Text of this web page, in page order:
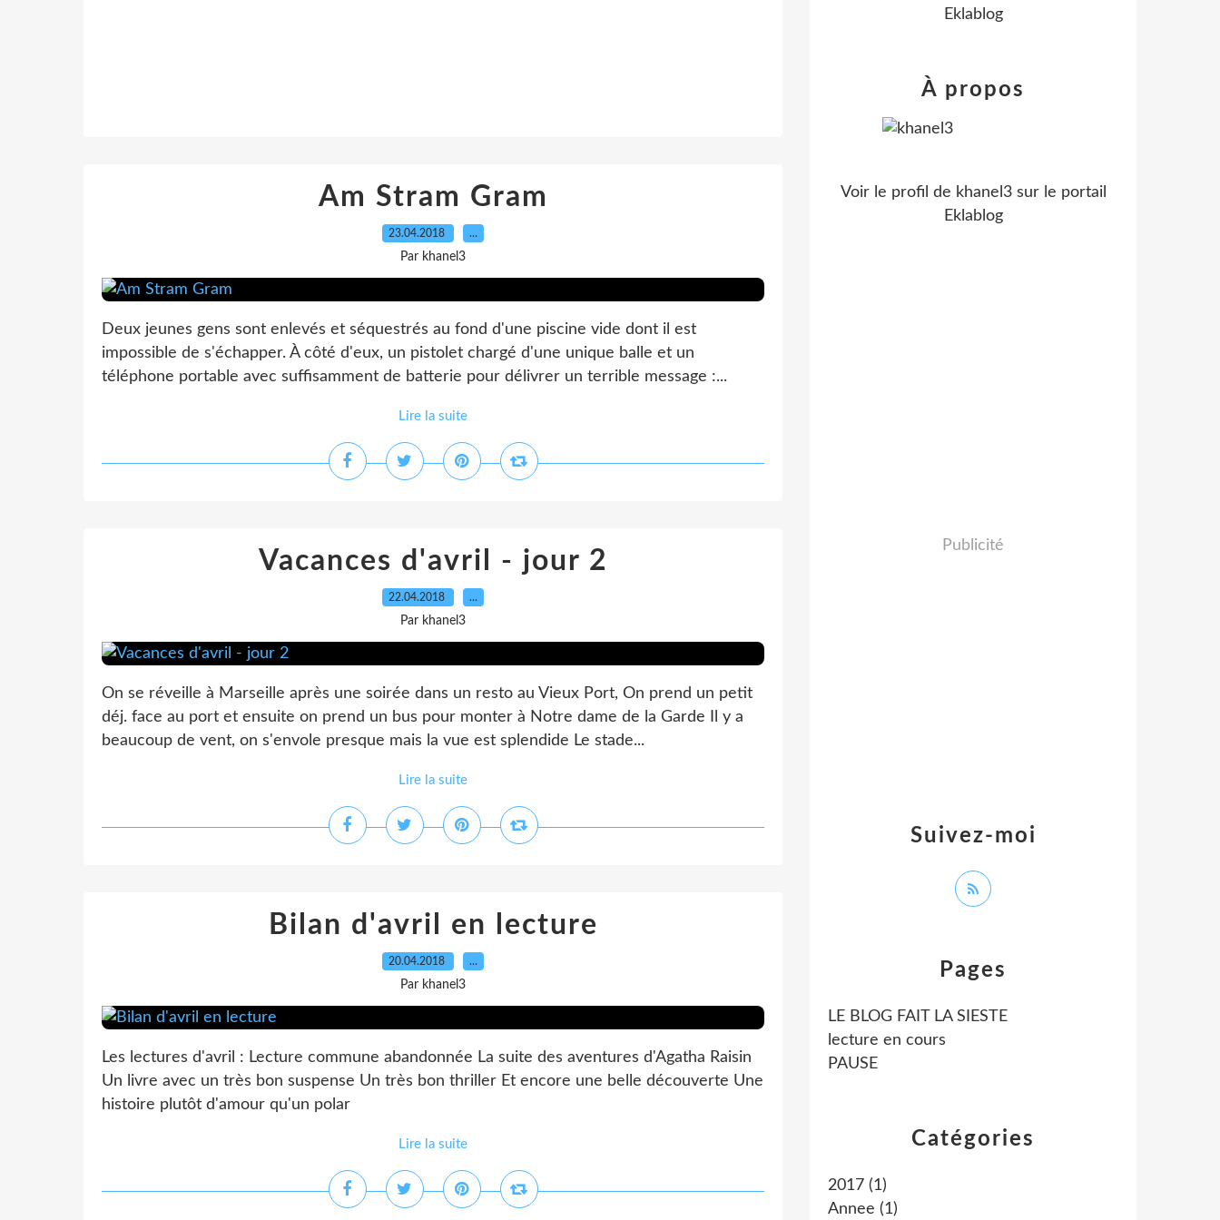
Am Stram Gram
23.04.2018 …
Par khanel3
Deux jeunes gens sont enlevés et séquestrés au fond d'une piscine vide dont il est
impossible de s'échapper. À côté d'eux, un pistolet chargé d'une unique balle et un
téléphone portable avec suffisamment de batterie pour délivrer un terrible message :...
Lire la suite
Vacances d'avril - jour 2
22.04.2018 …
Par khanel3
On se réveille à Marseille après une soirée dans un resto au Vieux Port, On prend un petit
déj. face au port et ensuite on prend un bus pour monter à Notre dame de la Garde Il y a
beaucoup de vent, on s'envole presque mais la vue est splendide Le stade...
Lire la suite
Bilan d'avril en lecture
20.04.2018 …
Par khanel3
Les lectures d'avril : Lecture commune abandonnée La suite des aventures d'Agatha Raisin
Un livre avec un très bon suspense Un très bon thriller Et encore une belle découverte Une
histoire plutôt d'amour qu'un polar
Lire la suite Catégories
2017 (1)
Annee (1)
Pages
LE BLOG FAIT LA SIESTE
lecture en cours
PAUSE
Eklablog
Suivez-moi
À propos
Voir le profil de khanel3sur le portail
Eklablog
Publicité